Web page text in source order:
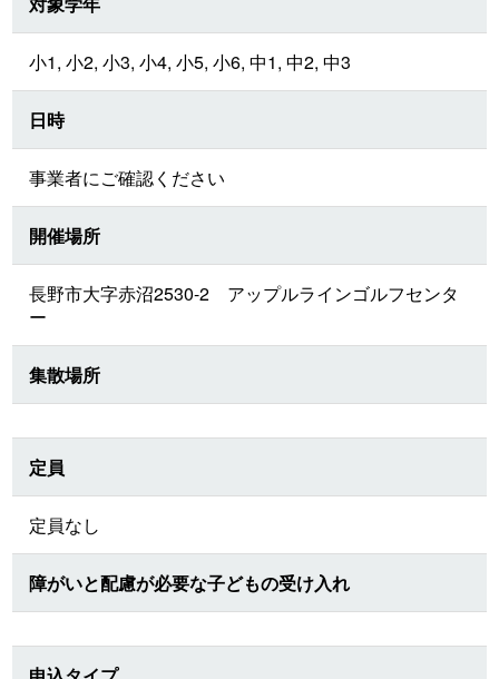
小1, 小2, 小3, 小4, 小5, 小6, 中1, 中2, 中3
日時
事業者にご確認ください
開催場所
長野市大字赤沼2530-2 アップルラインゴルフセンタ
ー
集散場所
定員
定員なし
障がいと配慮が必要な子どもの受け入れ